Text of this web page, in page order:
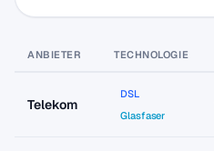
ANBIETER TECHNOLOGIE
Telekom
DSL
Glasfaser